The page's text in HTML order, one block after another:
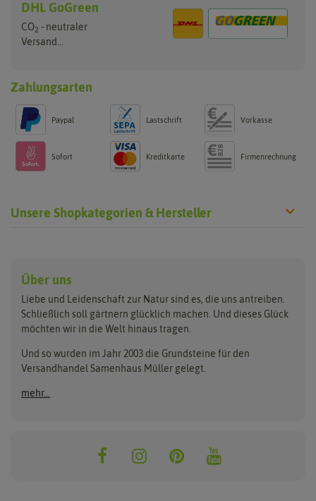
DHL GoGreen
CO2 - neutraler
Versand...
Zahlungsarten
Paypal Lastschrift Vorkasse
Sofort Kreditkarte Firmenrechnung
Unsere Shopkategorien & Hersteller
Anzuchtschalen
Beleuchtung
Erdbeertürme
Folien, Vliese und Netze
Gartengeräte
Nützlinge & Nisthilfen
Keimsprossen
Saatgut für Werbezwecke
Samen-Sets
Gemüsesamen
Exotische Samen
Rasensamen
Benary
Buzzy Seeds
Clever Pots
Dürr-Samen
FLORTUS
Greenline
Grüne Oase
ReNatura Vogelwelt
Über uns
Liebe und Leidenschaft zur Natur sind es, die uns antreiben.
Schließlich soll gärtnern glücklich machen. Und dieses Glück
möchten wir in die Welt hinaus tragen.
Und so wurden im Jahr 2003 die Grundsteine für den
Versandhandel Samenhaus Müller gelegt.
mehr...